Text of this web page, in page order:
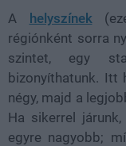
A helyszínek
régiónként sorra
szintet, egy
bizonyíthatunk. Itt
négy, majd a
Ha sikerrel
egyre nagyobb;